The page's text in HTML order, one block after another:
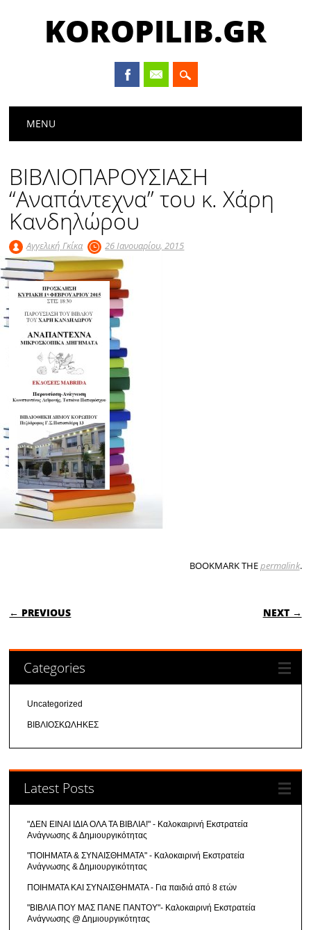
KOROPILIB.GR
Main menu
MENU
ΒΙΒΛΙΟΠΑΡΟΥΣΙΑΣΗ
“Αναπάντεχνα” του κ. Χάρη
Κανδηλώρου
Αγγελική Γκίκα 26 Ιανουαρίου, 2015
BOOKMARK THEpermalink.
POST NAVIGATION
← PREVIOUS NEXT →
Categories
Uncategorized
ΒΙΒΛΙΟΣΚΩΛΗΚΕΣ
Latest Posts
"ΔΕΝ ΕΙΝΑΙ ΙΔΙΑ ΟΛΑ ΤΑ ΒΙΒΛΙΑ!" - Καλοκαιρινή Εκστρατεία
Ανάγνωσης & Δημιουργικότητας
"ΠΟΙΗΜΑΤΑ & ΣΥΝΑΙΣΘΗΜΑΤΑ" - Καλοκαιρινή Εκστρατεία
Ανάγνωσης & Δημιουργικότητας
ΠΟΙΗΜΑΤΑ ΚΑΙ ΣΥΝΑΙΣΘΗΜΑΤΑ - Για παιδιά από 8 ετών
"ΒΙΒΛΙΑ ΠΟΥ ΜΑΣ ΠΑΝΕ ΠΑΝΤΟΥ"- Καλοκαιρινή Εκστρατεία
Ανάγνωσης @ Δημιουργικότητας